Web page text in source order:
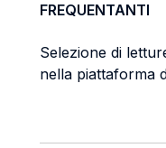
FREQUENTANTI
Selezione di
nella piattaforma